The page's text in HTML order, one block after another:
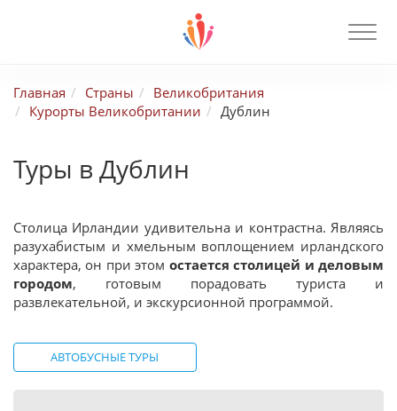
Главная Страны
Великобритания
Курорты Великобритании
Дублин
Туры в Дублин
Столица Ирландии удивительна и контрастна. Являясь
разухабистым и хмельным воплощением ирландского
характера, он при этом остается столицей и деловым
городом, готовым порадовать туриста и
развлекательной, и экскурсионной программой.
АВТОБУСНЫЕ ТУРЫ